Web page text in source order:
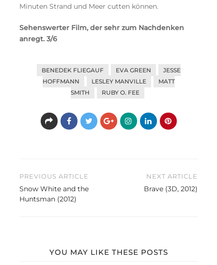
Minuten Strand und Meer cutten können.
Sehenswerter Film, der sehr zum Nachdenken
anregt. 3/6
BENEDEK FLIEGAUF EVA GREEN
JESSE
HOFFMANN
LESLEY MANVILLE
MATT
SMITH
RUBY O. FEE
Beitragsnavigation
PREVIOUS ARTICLE
Snow White and the
Huntsman (2012)
NEXT ARTICLE
Brave (3D, 2012)
YOU MAY LIKE THESE POSTS